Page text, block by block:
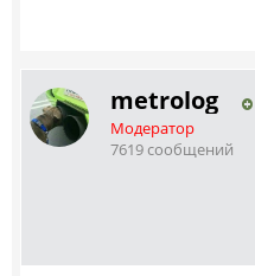
metrolog
Модератор
7619 сообщений